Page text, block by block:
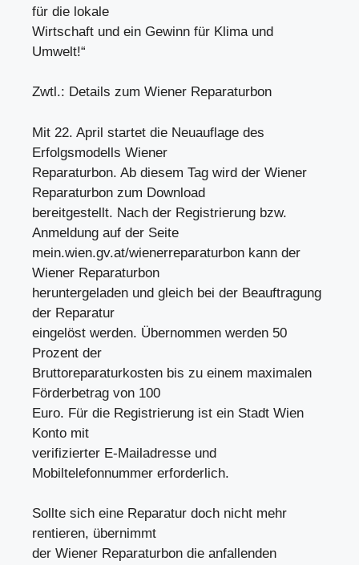
für die lokale
Wirtschaft und ein Gewinn für Klima und
Umwelt!“
Zwtl.: Details zum Wiener Reparaturbon
Mit 22. April startet die Neuauflage des
Erfolgsmodells Wiener
Reparaturbon. Ab diesem Tag wird der Wiener
Reparaturbon zum Download
bereitgestellt. Nach der Registrierung bzw.
Anmeldung auf der Seite
mein.wien.gv.at/wienerreparaturbon kann der
Wiener Reparaturbon
heruntergeladen und gleich bei der Beauftragung
der Reparatur
eingelöst werden. Übernommen werden 50
Prozent der
Bruttoreparaturkosten bis zu einem maximalen
Förderbetrag von 100
Euro. Für die Registrierung ist ein Stadt Wien
Konto mit
verifizierter E-Mailadresse und
Mobiltelefonnummer erforderlich.
Sollte sich eine Reparatur doch nicht mehr
rentieren, übernimmt
der Wiener Reparaturbon die anfallenden